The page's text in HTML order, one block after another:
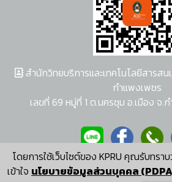
โดยการใช้เว็บไซต์ของ KPRU คุณรับทรา
เข้าใจ นโยบายข้อมูลส่วนบุคคล
สำนักวิทยบริการและเทคโนโลยีสารส
กำแพงเพชร
เลขที่ 69 หมู่ที่ 1 ต.นครชุม อ.เมือง จ
ผู้พัฒนาระบบ อนุชา พ